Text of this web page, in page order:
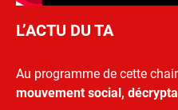
L’ACTU DU TA
Au programme de cette
mouvement social,